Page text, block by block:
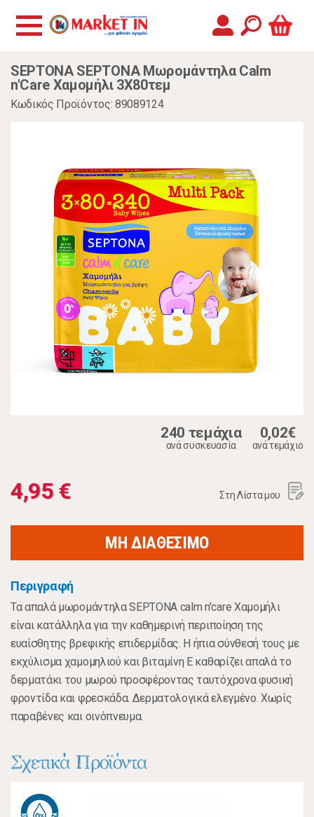
SEPTONA SEPTONA Μωρομάντηλα Calm
n'Care Χαμομήλι 3Χ80τεμ
Κωδικός Προϊόντος: 89089124
240 τεμάχια
ανά συσκευασία
0,02€
ανά τεμάχιο
4,95 € Στη Λίστα μου
ΜΗ ΔΙΑΘΕΣΙΜΟ
Περιγραφή
Τα απαλά μωρομάντηλα SEPTONA calm n'care Χαμομήλι
είναι κατάλληλα για την καθημερινή περιποίηση της
ευαίσθητης βρεφικής επιδερμίδας. Η ήπια σύνθεσή τους με
εκχύλισμα χαμομηλιού και βιταμίνη Ε καθαρίζει απαλά το
δερματάκι του μωρού προσφέροντας ταυτόχρονα φυσική
φροντίδα και φρεσκάδα. Δερματολογικά ελεγμένο. Χωρίς
παραβένες και οινόπνευμα.
Σχετικά Προϊόντα